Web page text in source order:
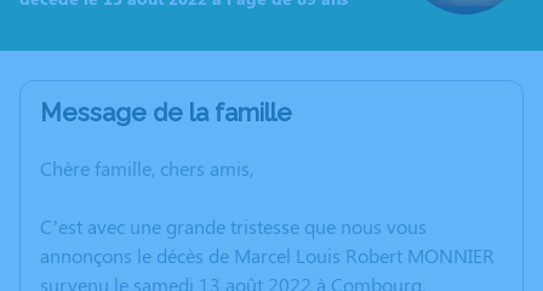
Message de la famille
Chère famille, chers amis,
C’est avec une grande tristesse que nous vous
annonçons le décès de Marcel Louis Robert MONNIER
survenu le samedi 13 août 2022 à Combourg.